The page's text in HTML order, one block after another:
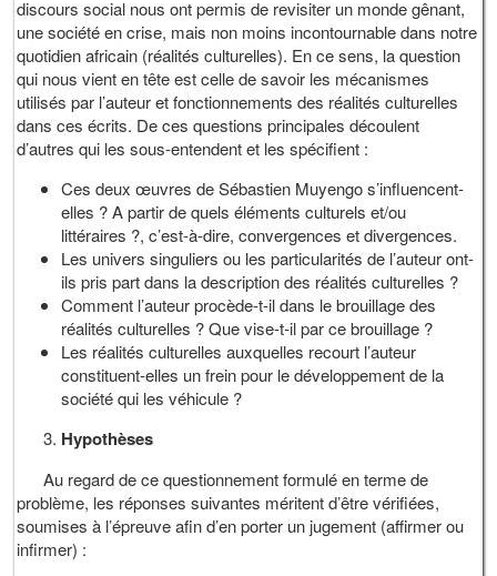
discours social nous ont permis de revisiter un monde gênant,
une société en crise, mais non moins incontournable dans notre
quotidien africain (réalités culturelles). En ce sens, la question
qui nous vient en tête est celle de savoir les mécanismes
utilisés par l’auteur et fonctionnements des réalités culturelles
dans ces écrits. De ces questions principales découlent
d’autres qui les sous-entendent et les spécifient :
Ces deux œuvres de Sébastien Muyengo s’influencent-
elles ? A partir de quels éléments culturels et/ou
littéraires ?, c’est-à-dire, convergences et divergences.
Les univers singuliers ou les particularités de l’auteur ont-
ils pris part dans la description des réalités culturelles ?
Comment l’auteur procède-t-il dans le brouillage des
réalités culturelles ? Que vise-t-il par ce brouillage ?
Les réalités culturelles auxquelles recourt l’auteur
constituent-elles un frein pour le développement de la
société qui les véhicule ?
Hypothèses
Au regard de ce questionnement formulé en terme de
problème, les réponses suivantes méritent d’être vérifiées,
soumises à l’épreuve afin d’en porter un jugement (affirmer ou
infirmer) :